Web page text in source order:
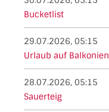
Bucketlist
29.07.2026, 05:15
Urlaub auf Balkonien
28.07.2026, 05:15
Sauerteig